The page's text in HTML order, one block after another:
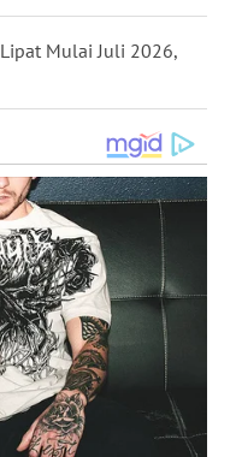
Mulai Juli 2026,